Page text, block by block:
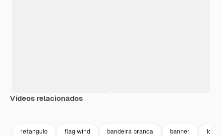
Vídeos relacionados
retangulo flag wind bandeira branca banner lona